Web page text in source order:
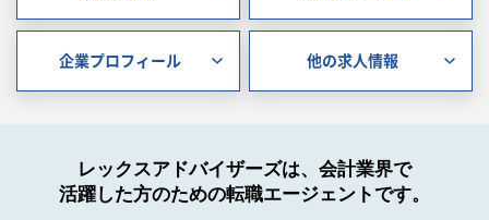
企業プロフィール 他の求人情報
レックスアドバイザーズは、会計業界で
活躍した方のための転職エージェントです。